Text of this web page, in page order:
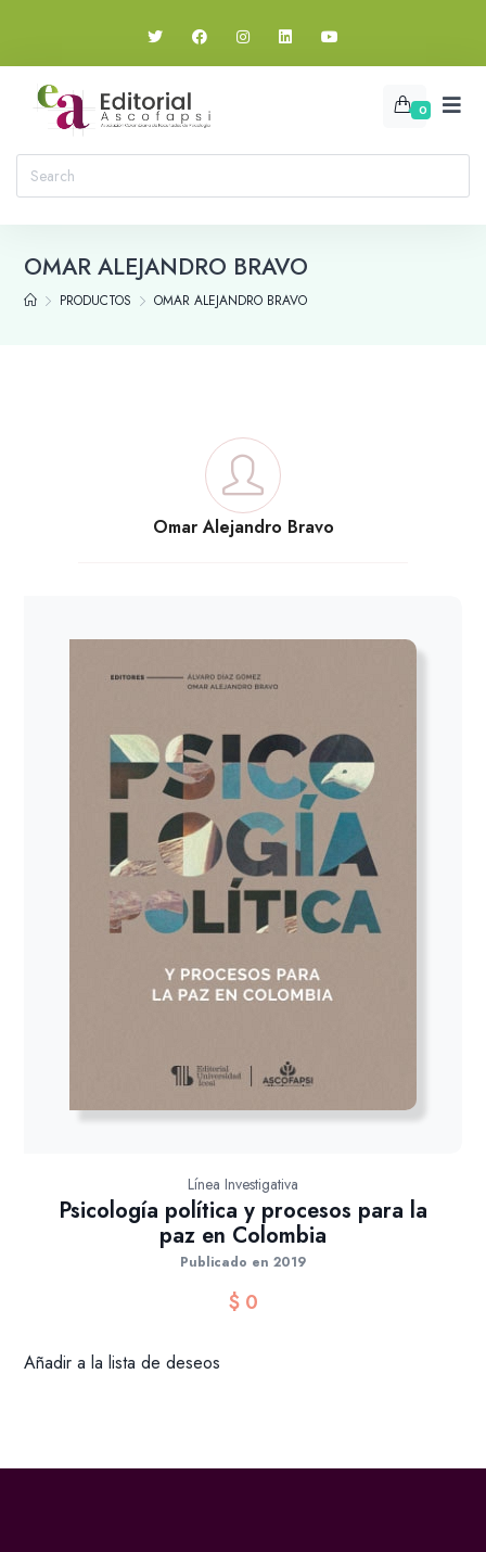
0
OMAR ALEJANDRO BRAVO
PRODUCTOS OMAR ALEJANDRO BRAVO
Omar Alejandro Bravo
Línea Investigativa
Psicología política y procesos para la
paz en Colombia
Publicado en 2019
$0
Añadir a la lista de deseos